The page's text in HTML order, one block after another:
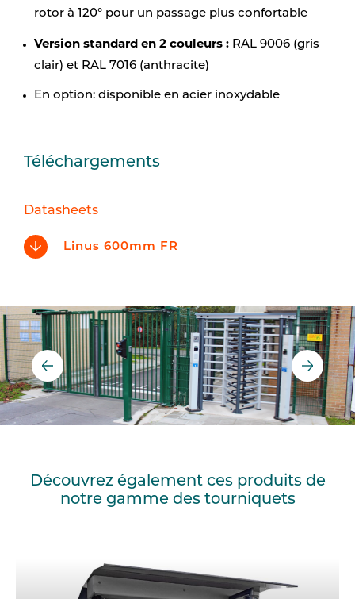
rotor à 120° pour un passage plus confortable
Version standard en 2 couleurs : RAL 9006 (gris
clair) et RAL 7016 (anthracite)
En option: disponible en acier inoxydable
Téléchargements
Datasheets
Linus 600mm FR
Découvrez également ces produits de
notre gamme des tourniquets